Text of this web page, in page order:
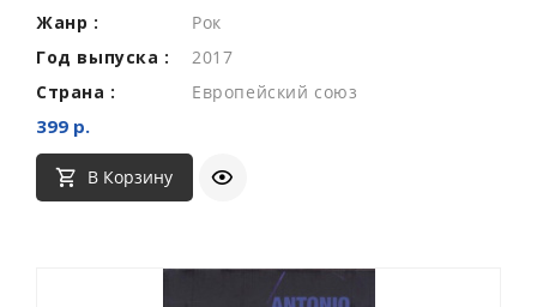
Жанр :
Рок
Год выпуска :
2017
Страна :
Европейский союз
399 р.
В Корзину